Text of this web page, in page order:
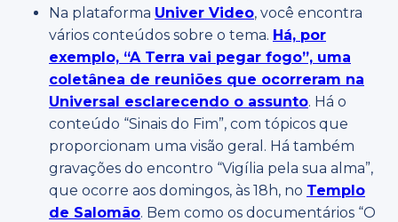
Na plataforma Univer Video, você encontra
vários conteúdos sobre o tema. Há, por
exemplo, “A Terra vai pegar fogo”, uma
coletânea de reuniões que ocorreram na
Universal esclarecendo o assunto. Há o
conteúdo “Sinais do Fim”, com tópicos que
proporcionam uma visão geral. Há também
gravações do encontro “Vigília pela sua alma”,
que ocorre aos domingos, às 18h, no Templo
de Salomão. Bem como os documentários “O